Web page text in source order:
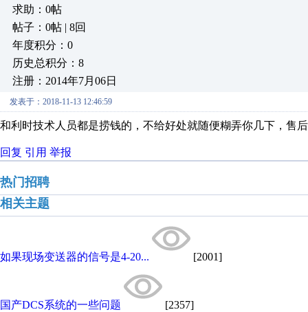
求助：0帖
帖子：0帖 | 8回
年度积分：0
历史总积分：8
注册：2014年7月06日
发表于：2018-11-13 12:46:59
和利时技术人员都是捞钱的，不给好处就随便糊弄你几下，售
回复 引用 举报
热门招聘
相关主题
如果现场变送器的信号是4-20... [2001]
国产DCS系统的一些问题 [2357]